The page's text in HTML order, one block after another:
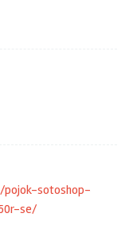
pojok-sotoshop-
se/